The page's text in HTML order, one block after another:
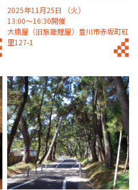
2025年11月25日 （火）
13:00～16:30開催
大橋屋（旧旅籠鯉屋）豊川市赤坂町紅
里127-1